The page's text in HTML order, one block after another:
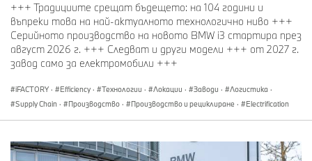
около 9 000 служители, от които около 380 стажанти.
www.bmwgroup-werke.com/regensburg/de.html
Христина Пейчева, Мениджър Корпоративни комуникации
BMW Group България
T: +359 2 80 60733
+++ Традициите срещат бъдещето: на 104 години и
въпреки това на най-актуалното технологично ниво +++
Серийното производство на новото BMW i3 стартира през
август 2026 г. +++ Следват и други модели +++ от 2027 г.
завод само за електромобили +++
iFACTORY · Efficiency · Технологии · Локации · Заводи · Логистика ·
Supply Chain · Производство · Производство и рециклиране · Electrification